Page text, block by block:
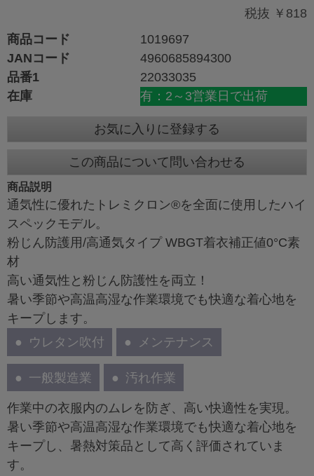
税抜 ￥818
商品コード
1019697
JANコード
4960685894300
品番1
22033035
在庫
有：2～3営業日で出荷
お気に入りに登録する
この商品について問い合わせる
商品説明
通気性に優れたトレミクロン®を全面に使用したハイ
スペックモデル。
粉じん防護用/高通気タイプ WBGT着衣補正値0°C素
材
高い通気性と粉じん防護性を両立！
暑い季節や高温高湿な作業環境でも快適な着心地を
キープします。
ウレタン吹付
メンテナンス
一般製造業 汚れ作業
作業中の衣服内のムレを防ぎ、高い快適性を実現。
暑い季節や高温高湿な作業環境でも快適な着心地を
キープし、暑熱対策品として高く評価されていま
す。